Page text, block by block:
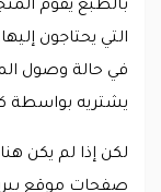
بالطبع يقوم
التي يحتاجون
في حالة وصول
يشتريه بواسطة
لكن إذا لم يكن
صفحات موقع